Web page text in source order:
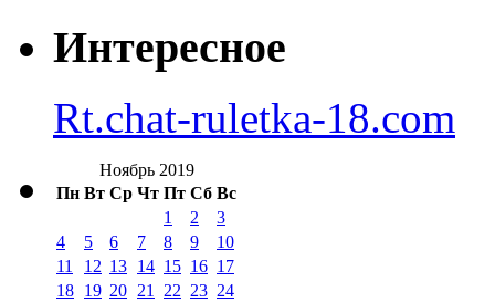
Интересное
Rt.chat-ruletka-18.com
Ноябрь 2019
Пн Вт Ср Чт Пт Сб Вс
1 2
3
4
5 6 7 8 9
10
11
12 13 14 15 16 17
18 19 20 21 22 23 24